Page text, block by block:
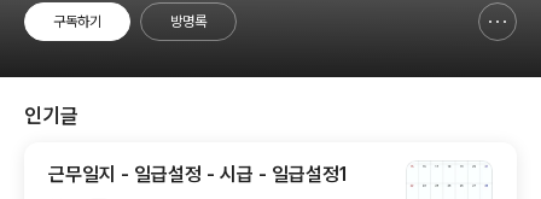
구독하기 방명록
인기글
근무일지 - 일급설정 - 시급 - 일급설정1